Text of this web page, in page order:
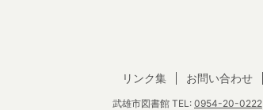
武雄市図書館 TEL: 0954-20-0222
リンク集 お問い合わせ